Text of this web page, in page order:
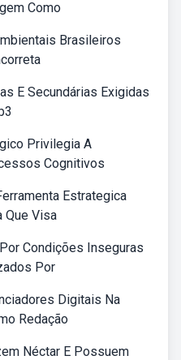
Como
Brasileiros
E Secundárias Exigidas
Privilegia A
Cognitivos
Estrategica
Que Visa
Condições Inseguras
Por
Digitais Na
Redação
Néctar E Possuem